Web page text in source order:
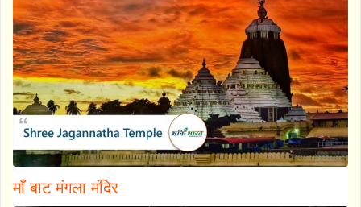
माँ बाट मंगला मंदिर